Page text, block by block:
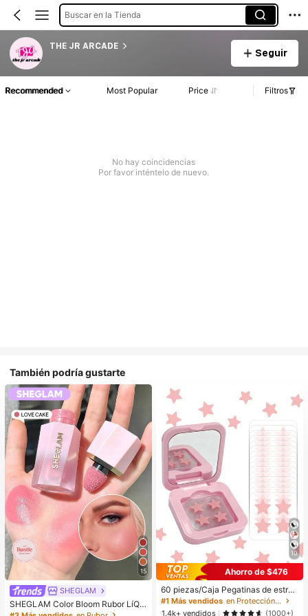
Buscar en la Tienda
THE JR ARCADE
Seguir
Recommended Most Popular Price Filtros
No hay coincidencias
Por favor inténtelo de nuevo.
También podría gustarte
15
SHEGLAM
SHEGLAM Color Bloom Rubor LíQui
do Acabado Mate-Love Cake Color
10
Ahorro de $476
60 piezas/Caja Pegatinas de estrell
a lindas - Pegatinas faciales, sin al
cohol, sin fragancia, suaves en la pi
#1 Más vendidos
en Protección de la piel
1.4k+ vendidos
(1000+)